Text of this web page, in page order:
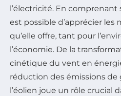
l’électricité. En comprenant
est possible d’apprécier les
qu’elle offre, tant pour
l’économie. De la
cinétique du vent en
réduction des émissions de
l’éolien joue un rôle crucial